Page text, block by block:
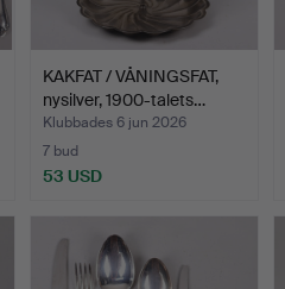
KAKFAT / VÅNINGSFAT,
nysilver, 1900-talets…
Klubbades 6 jun 2026
7 bud
53 USD